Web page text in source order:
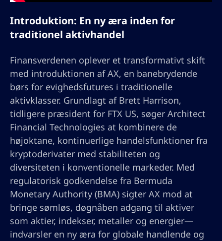
Introduktion: En ny æra inden for
traditionel aktivhandel
Finansverdenen oplever et transformativt skift
med introduktionen af AX, en banebrydende
børs for evighedsfutures i traditionelle
aktivklasser. Grundlagt af Brett Harrison,
tidligere præsident for FTX US, søger Architect
Financial Technologies at kombinere de
højoktane, kontinuerlige handelsfunktioner fra
kryptoderivater med stabiliteten og
diversiteten i konventionelle markeder. Med
regulatorisk godkendelse fra Bermuda
Monetary Authority (BMA) sigter AX mod at
bringe sømløs, døgnåben adgang til aktiver
som aktier, indekser, metaller og energier—
indvarsler en ny æra for globale handlende og